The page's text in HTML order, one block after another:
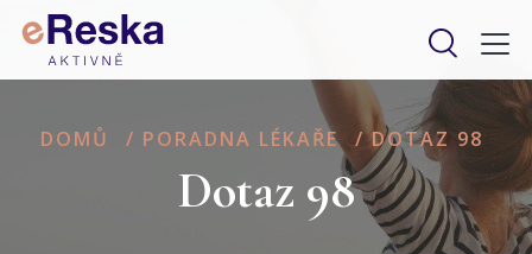
DOMŮ / PORADNA LÉKAŘE / DOTAZ 98
Dotaz 98